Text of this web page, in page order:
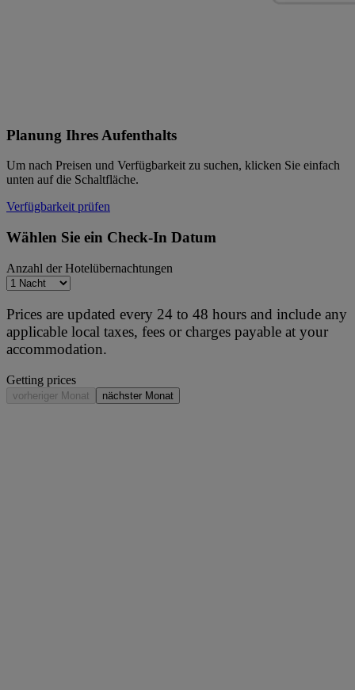
Planung Ihres Aufenthalts
Um nach Preisen und Verfügbarkeit zu suchen, klicken Sie einfach
unten auf die Schaltfläche.
Verfügbarkeit prüfen
Wählen Sie ein Check-In Datum
Anzahl der Hotelübernachtungen
Prices are updated every 24 to 48 hours and include any
applicable local taxes, fees or charges payable at your
accommodation.
Getting prices
vorheriger Monat nächster Monat